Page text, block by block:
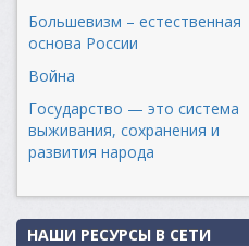
Большевизм – естественная
основа России
Война
Государство — это система
выживания, сохранения и
развития народа
НАШИ РЕСУРСЫ В СЕТИ